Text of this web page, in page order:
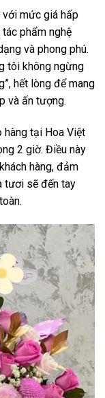
với mức giá hấp
phẩm nghệ
và phong phú.
tôi không ngừng
hết lòng để mang
và ấn tượng.
hàng tại Hoa Việt
2 giờ. Điều này
hàng, đảm
tươi sẽ đến tay